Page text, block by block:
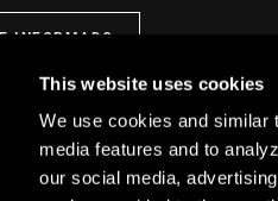
This website uses cookies
We use cookies and similar
media features and to
our social media,
INFORMADO